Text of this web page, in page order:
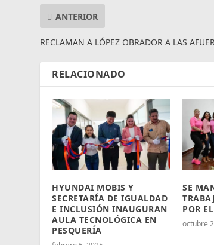
ANTERIOR
RECLAMAN A LÓPEZ OBRADOR A LAS
RELACIONADO
HYUNDAI MOBIS Y
SECRETARÍA DE IGUALDAD
E INCLUSIÓN INAUGURAN
AULA TECNOLÓGICA EN
PESQUERÍA
SE
POR
octubre